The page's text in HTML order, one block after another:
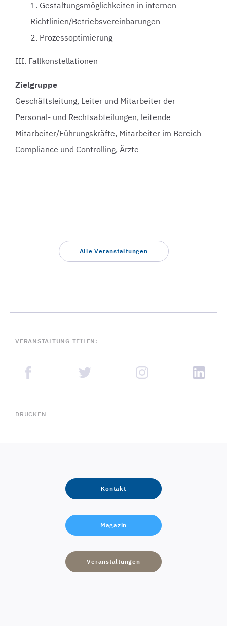
1. Gestaltungsmöglichkeiten in internen
Richtlinien/Betriebsvereinbarungen
2. Prozessoptimierung
III. Fallkonstellationen
Zielgruppe
Geschäftsleitung, Leiter und Mitarbeiter der
Personal- und Rechtsabteilungen, leitende
Mitarbeiter/Führungskräfte, Mitarbeiter im Bereich
Compliance und Controlling, Ärzte
Alle Veranstaltungen
VERANSTALTUNG TEILEN:
DRUCKEN
Kontakt
Magazin
Veranstaltungen